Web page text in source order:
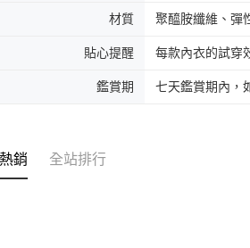
材質 聚醯胺纖維、彈
貼心提醒 每款內衣的試穿
鑑賞期 七天鑑賞期內，
銷 全站排行